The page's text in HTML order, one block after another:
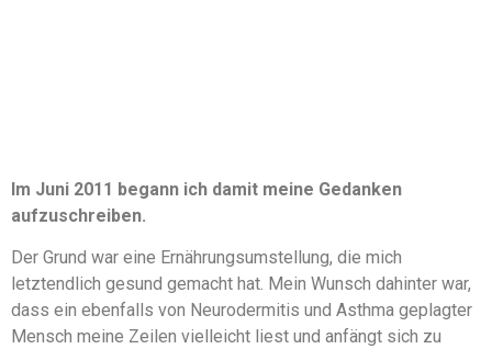
Im Juni 2011 begann ich damit meine Gedanken
aufzuschreiben.
Der Grund war eine Ernährungsumstellung, die mich
letztendlich gesund gemacht hat. Mein Wunsch dahinter war,
dass ein ebenfalls von Neurodermitis und Asthma geplagter
Mensch meine Zeilen vielleicht liest und anfängt sich zu